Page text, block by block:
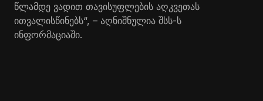
წლამდე ვადით თავისუფლების აღკვეთას
ითვალისწინებს“, – აღნიშნულია შსს-ს
ინფორმაციაში.